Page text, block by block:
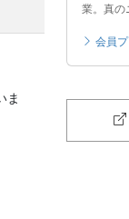
ま
業。真の
会員